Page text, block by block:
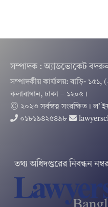
সম্পাদক : অ্যাডভোকেট
সম্পাদকীয় কার্যালয়: বাড়ি- ১৫১,
কলাবাগান, ঢাকা – ১২০৫।
© ২০২৩ সর্বস্বত্ব সংরক্ষিত । ল’
০১৮১৯৪২৫৪৯৮
তথ‌্য অ‌ধিদপ্ত‌রের নিবন্ধন